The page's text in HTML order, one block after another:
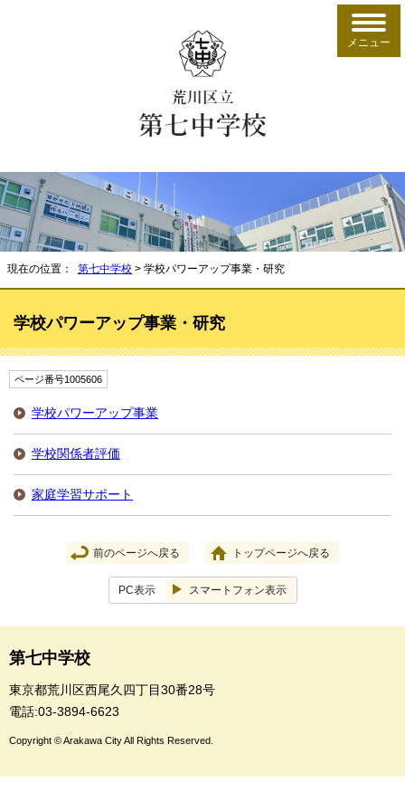
メニュー
現在の位置： 第七中学校 > 学校パワーアップ事業・研究
学校パワーアップ事業・研究
ページ番号1005606
学校パワーアップ事業
学校関係者評価
家庭学習サポート
前のページへ戻る トップページへ戻る
PC表示 スマートフォン表示
第七中学校
東京都荒川区西尾久四丁目30番28号
電話:03-3894-6623
Copyright © Arakawa City All Rights Reserved.